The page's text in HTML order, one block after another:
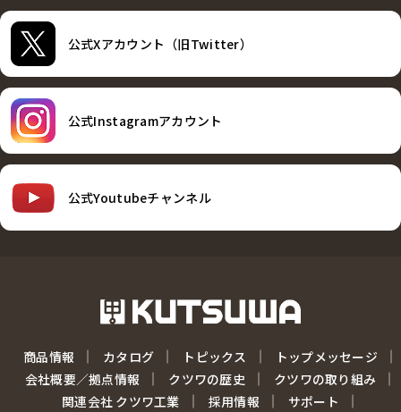
公式Xアカウント（旧Twitter）
公式Instagramアカウント
公式Youtubeチャンネル
商品情報 カタログ トピックス
トップメッセージ
会社概要／拠点情報
クツワの歴史
クツワの取り組み
関連会社 クツワ工業
採用情報 サポート